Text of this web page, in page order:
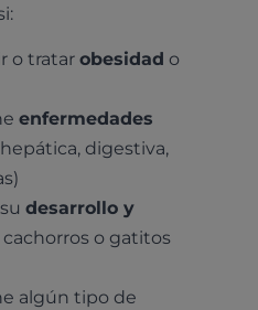
o tratarobesidad o
enfermedades
digestiva,
sudesarrollo y
cachorros o gatitos
algún tipo de